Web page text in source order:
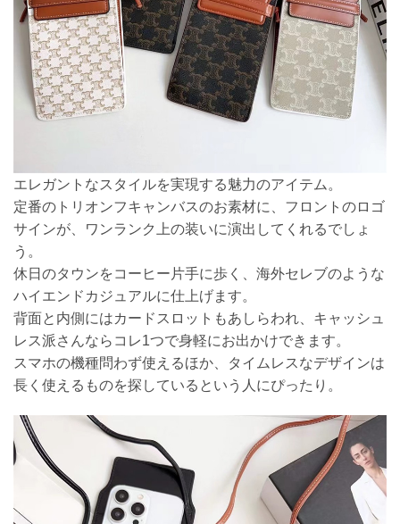
エレガントなスタイルを実現する魅力のアイテム。
定番のトリオンフキャンバスのお素材に、フロントのロゴ
サインが、ワンランク上の装いに演出してくれるでしょ
う。
休日のタウンをコーヒー片手に歩く、海外セレブのような
ハイエンドカジュアルに仕上げます。
背面と内側にはカードスロットもあしらわれ、キャッシュ
レス派さんならコレ1つで身軽にお出かけできます。
スマホの機種問わず使えるほか、タイムレスなデザインは
長く使えるものを探しているという人にぴったり。